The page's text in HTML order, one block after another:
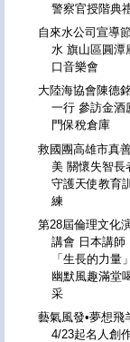
警察官授階典
自來水公司宣導節
水 旗山區圓潭
口音樂會
大陸海協會陳德
一行 參訪金酒
門保稅倉庫
救國團高雄市真
美 關懷失智長
守護天使教育
練
第28屆倫理文化
講會 日本講師
「生長的力量」
幽默風趣滿堂
采
藝氣風發•夢想飛
4/23起名人創